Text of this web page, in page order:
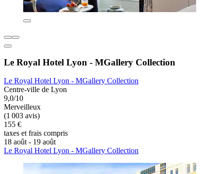
Le Royal Hotel Lyon - MGallery Collection
Le Royal Hotel Lyon - MGallery Collection
Centre-ville de Lyon
9,0/10
Merveilleux
(1 003 avis)
155 €
taxes et frais compris
18 août - 19 août
Le Royal Hotel Lyon - MGallery Collection